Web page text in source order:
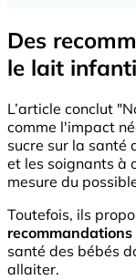
Des
le lait
L’article conclut
comme l'impact
sucre sur la santé
et les soignants à
mesure du
Toutefois, ils
recommandations
santé des bébés
allaiter.